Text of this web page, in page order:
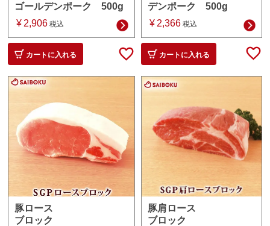
ゴールデンポーク 500g
¥ 2,906 税込
カートに入れる
デンポーク 500g
¥ 2,366 税込
カートに入れる
豚ロース
ブロック
豚肩ロース
ブロック